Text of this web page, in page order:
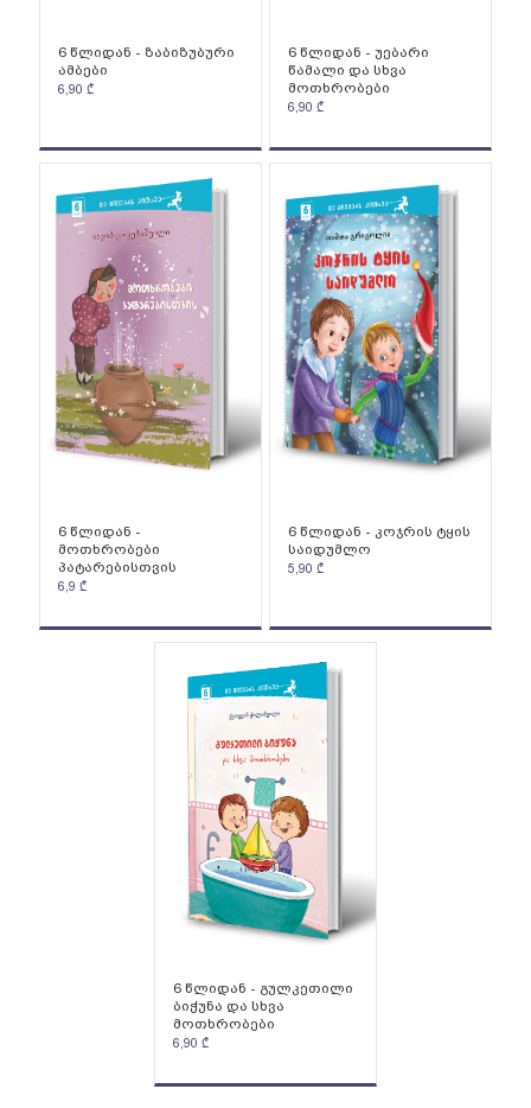
6 წლიდან - ზაბიზუბური
ამბები
6,90 ₾
6 წლიდან - უებარი
წამალი და სხვა
მოთხრობები
6,90 ₾
6 წლიდან -
მოთხრობები
პატარებისთვის
6,9 ₾
6 წლიდან - კოჯრის ტყის
საიდუმლო
5,90 ₾
6 წლიდან - გულკეთილი
ბიჭუნა და სხვა
მოთხრობები
6,90 ₾